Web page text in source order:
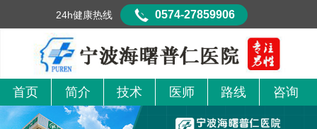
首页 简介 技术 医师 路线 咨询
24h健康热线 0574-27859906